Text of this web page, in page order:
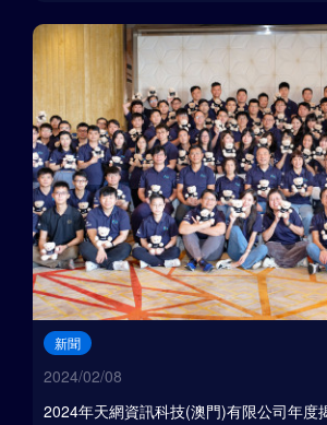
新聞
2024/02/08
2024年天網資訊科技(澳門)有限公司年度